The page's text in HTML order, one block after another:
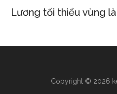
Lương tối thiểu vùng
Copyright © 2026